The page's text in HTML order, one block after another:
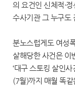
의 요건인 신체적·
수사기관 그 누구도
분노스럽게도 여성
살해당한 사건은 이
‘대구 스토킹 살인
(7월)까지 매월 똑